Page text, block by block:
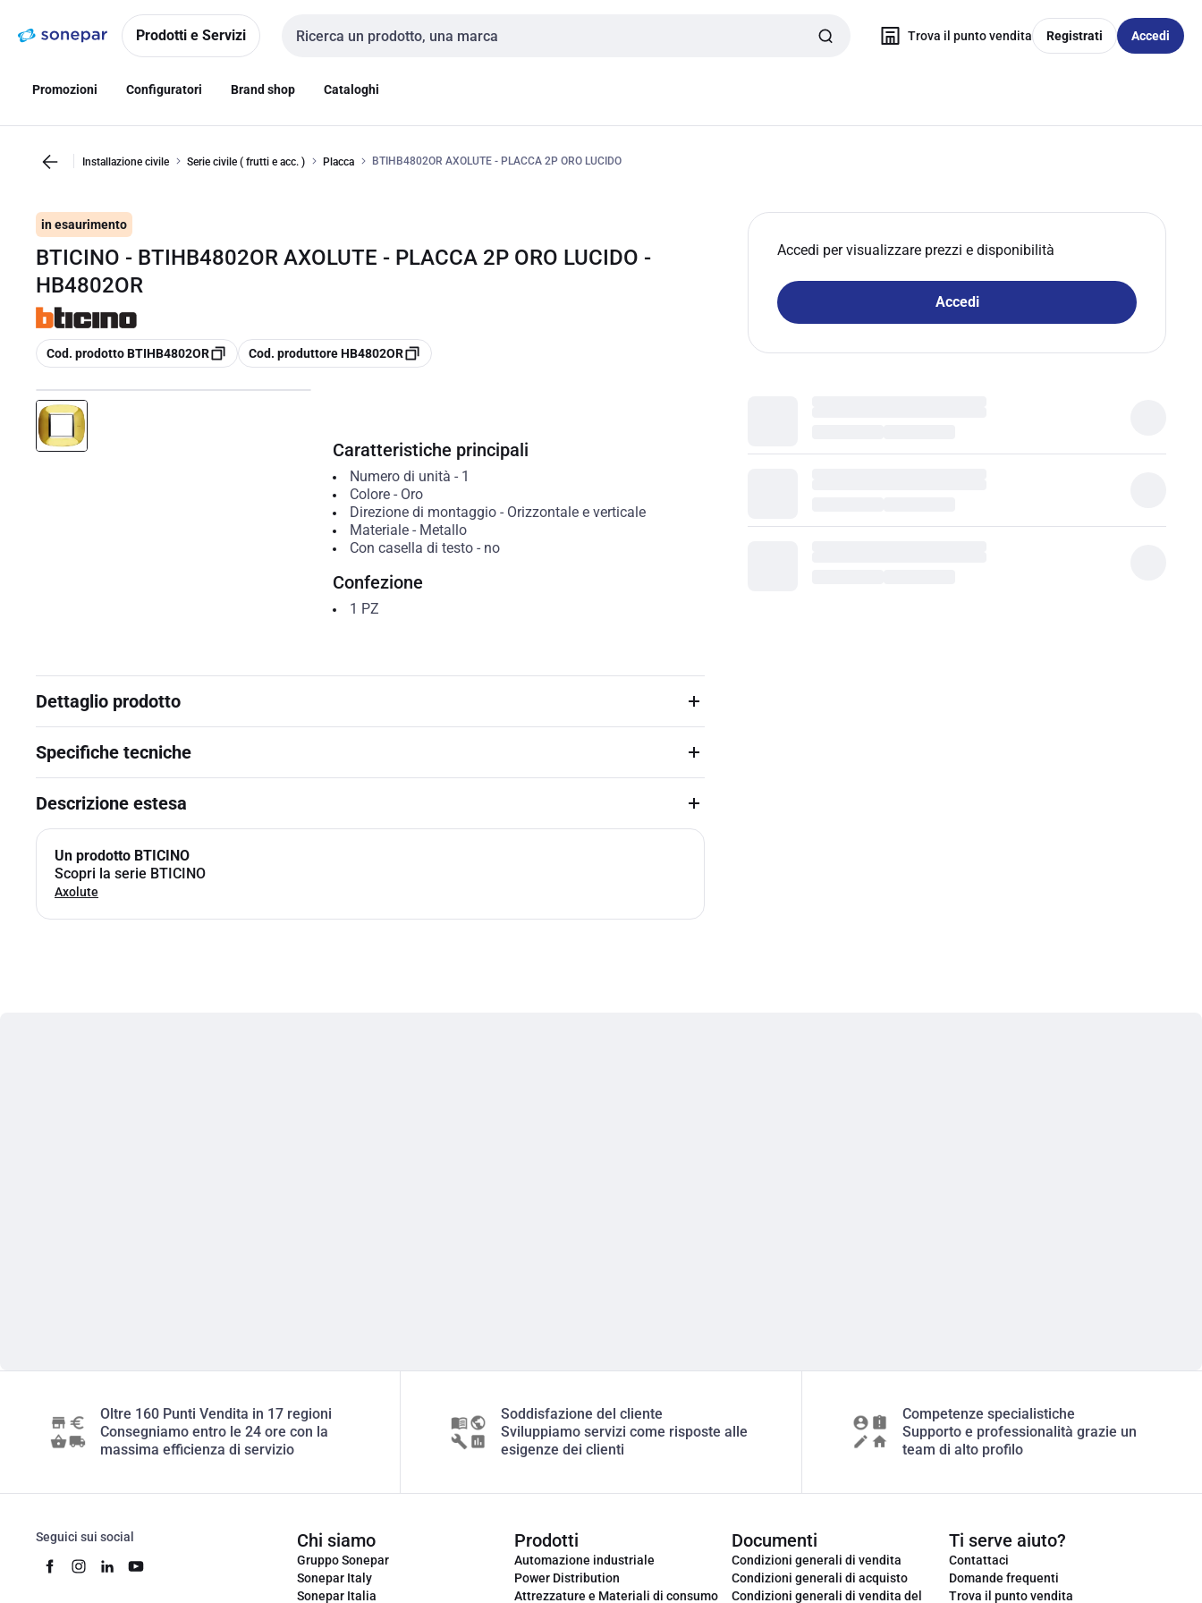
navigazionealla
Prodotti e Servizi
Cerca input
Trova il punto vendita Registrati Accedi
Promozioni Configuratori Brand shop Cataloghi
Installazione civile Serie civile ( frutti e acc. ) Placca BTIHB4802OR AXOLUTE - PLACCA 2P ORO LUCIDO
in esaurimento
BTICINO - BTIHB4802OR AXOLUTE - PLACCA 2P ORO LUCIDO -
HB4802OR
copia
Cod. prodotto BTIHB4802OR copia
Cod. produttore HB4802OR
Accedi per visualizzare prezzi e disponibilità
Accedi
Caratteristiche principali
Numero di unità - 1
Colore- Oro
Direzione di montaggio- Orizzontale e verticale
Materiale- Metallo
Con casella di testo- no
Confezione
1 PZ
Dettaglio prodotto
Specifiche tecniche
Descrizione estesa
Un prodotto BTICINO
Scopri la serie BTICINO
Axolute
Oltre 160 Punti Vendita in 17 regioni
Consegniamo entro le 24 ore con la
massima efficienza di servizio
Soddisfazione del cliente
Sviluppiamo servizi come risposte alle
esigenze dei clienti
Competenze specialistiche
Supporto e professionalità grazie un
team di alto profilo
Seguici sui social Chi siamo
Gruppo Sonepar
Sonepar Italy
Sonepar Italia
Prodotti
Automazione industriale
Power Distribution
Attrezzature e Materiali di consumo
Documenti
Condizioni generali di vendita
Condizioni generali di acquisto
Condizioni generali di vendita del
Ti serve aiuto?
Contattaci
Domande frequenti
Trova il punto vendita